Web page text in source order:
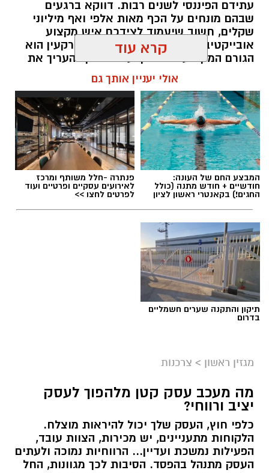
עתידם הפיננסי לשנים רבות. דווקא ברגעים
שבהם מונחים על הכף מאות אלפי ואף מיליוני
שקלים, חשוב שיעמוד לצידכם איש מקצוע
אובייקטיבי, מוסמך ומנוסה. שמאי מקרקעין הוא
הגורם המקצועי המוסמך על פי חוק להעריך את
שווי של נכסי מקרקעין, והוא זה שמעניק לכם את
הביטחון לקבל החלטות מבוססות, שקולות
ובטוחות.
תוכן שיווקי / 09:49 05.08.26
קרדיט תמונה בוסט מדיה
קרא עוד
אולי יעניין אותך גם
המבצע החם של העונה:
חודשיים + חודש מתנה (כולל
החגים!) בקאנטרי ראשון לציון
פנתרה -חלל משותף ומרכז
לאירועים עסקיים ופרטיים ועוד
לפרטים לחצו >>
תיקון והתקנה שערים חשמליים
בדרום
מגזין ראשון > צרכנות
מה מעכב עסק קטן מלהפוך לעסק
יציב ורווחי?
כלפי חוץ, העסק שלך יכול להיראות מוצלח.
הלקוחות מתעניינים, יש מכירות, הצוות עובד,
הפעילות נמשכת ועדיין... הרווחיות נמוכה ולעתים
העסק מתנהל בהפסד. הסיבות לכך מגוונות, החל